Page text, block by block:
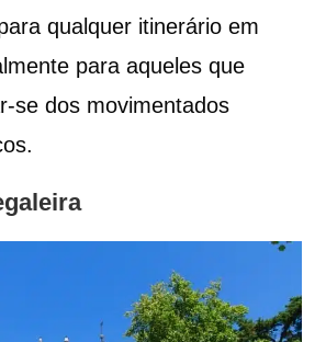
qualquer itinerário em
para aqueles que
se dos movimentados